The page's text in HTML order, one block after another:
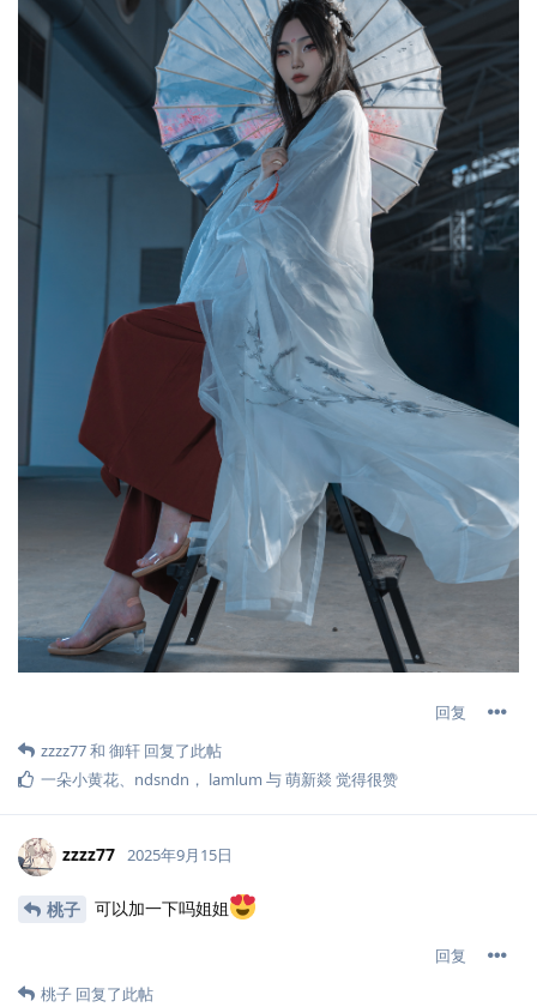
回复
zzzz77和 御轩 回复了此帖
一朵小黄花
ndsndn ， lamlum 与萌新燚 觉得很赞
zzzz77 2025年9月15日
桃子 可以加一下吗姐姐
回复
桃子 回复了此帖